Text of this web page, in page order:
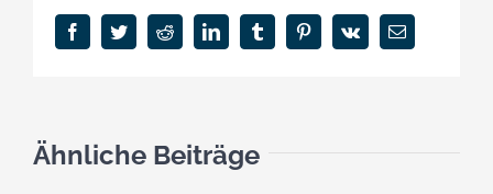
FacebookTwitterRedditLinkedInTumblr PinterestVk
E-
Mail
Ähnliche Beiträge